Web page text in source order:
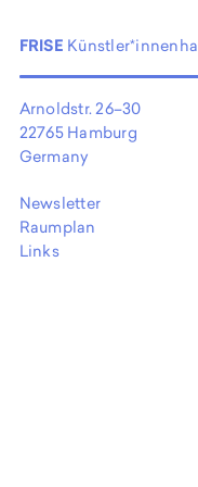
FRISE
Arnoldstr. 26–30
22765 Hamburg
Germany
Newsletter
Raumplan
Links